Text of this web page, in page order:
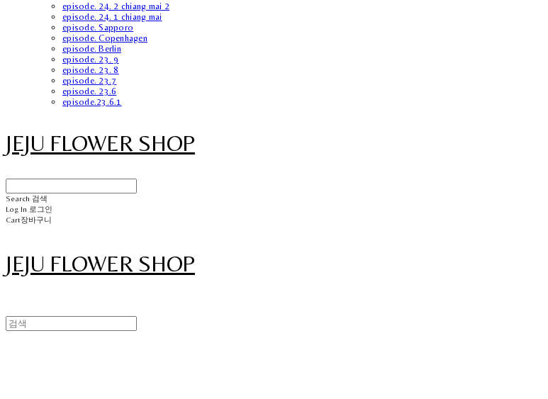
episode. 24. 2 chiang mai 2
episode. 24. 1 chiang mai
episode. Sapporo
episode. Copenhagen
episode. Berlin
episode. 23. 9
episode. 23. 8
episode. 23.7
episode. 23.6
episode.23.6.1
JEJU FLOWER SHOP
Search 검색
Log In 로그인
Cart장바구니
JEJU FLOWER SHOP